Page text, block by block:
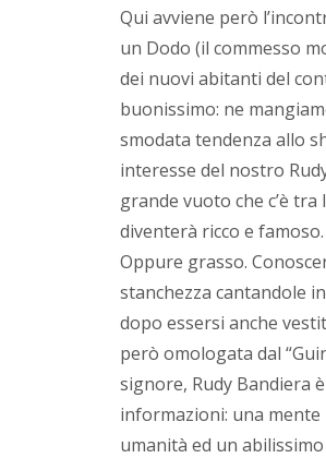
Qui avviene però
un Dodo (il commesso
dei nuovi abitanti del
buonissimo: ne
smodata tendenza allo
interesse del nostro
grande vuoto che c’è
diventerà ricco e famoso.
Oppure grasso.
stanchezza cantandole
dopo essersi anche
però omologata dal
signore, Rudy Bandiera
informazioni: una
umanità ed un